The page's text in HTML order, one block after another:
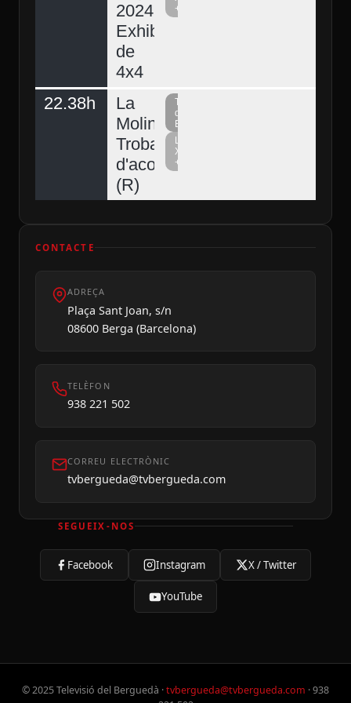
2024.
Exhibició
de
4x4
+
22.38h
La
Molina,
Trobada
d'acordionistes
(R)
Televisió
del
Berguedà
La
Xarxa
+
CONTACTE
ADREÇA
Plaça Sant Joan, s/n
08600 Berga (Barcelona)
TELÈFON
938 221 502
CORREU ELECTRÒNIC
tvbergueda@tvbergueda.com
SEGUEIX-NOS
Facebook Instagram X / Twitter
YouTube
© 2025 Televisió del Berguedà ·tvbergueda@tvbergueda.com · 938